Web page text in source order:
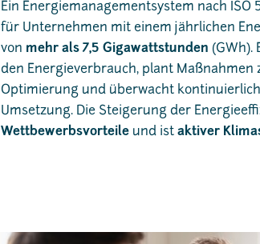
Ein Energiemanagementsystem nach ISO
für Unternehmen mit einem jährlichen
von mehr als 7,5 Gigawattstunden (GWh).
den Energieverbrauch, plant Maßnahmen
Optimierung und überwacht
Umsetzung. Die Steigerung der
Wettbewerbsvorteileund ist aktiver